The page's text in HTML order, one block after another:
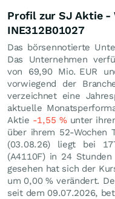
Profil zur SJ Aktie -
INE312B01027
Das börsennotierte
Das Unternehmen
von 69,90 Mio. EUR
vorwiegend der
verzeichnet eine
aktuelle
Aktie -1,55 %unter
über ihrem 52-Wochen
(03.08.26) liegt bei
(A4110F) in 24 Stunden
gesehen hat sich der
um 0,00% verändert.
seit dem 09.07.2026,